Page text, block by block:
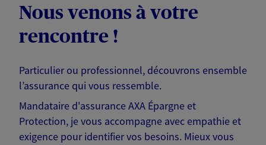
Nous venons à votre
rencontre !
Particulier ou professionnel, découvrons ensemble
l’assurance qui vous ressemble.
Mandataire d'assurance AXA Épargne et
Protection, je vous accompagne avec empathie et
exigence pour identifier vos besoins. Mieux vous